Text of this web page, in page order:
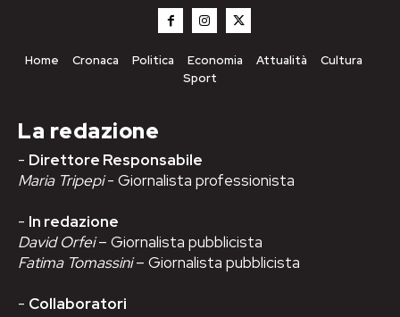
Home Cronaca Politica Economia Attualità
Cultura
Sport
La redazione
- Direttore Responsabile
Maria Tripepi- Giornalista professionista
- In redazione
David Orfei– Giornalista pubblicista
Fatima Tomassini– Giornalista pubblicista
- Collaboratori